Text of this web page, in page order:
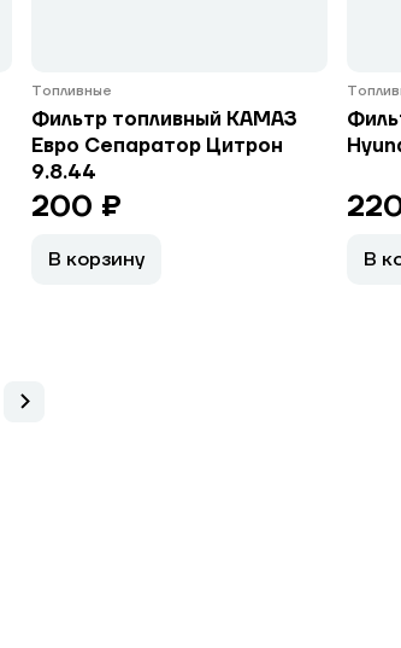
Топливные
Фильтр топливный КАМАЗ
Евро Сепаратор Цитрон
9.8.44
200 ₽
В корзину В